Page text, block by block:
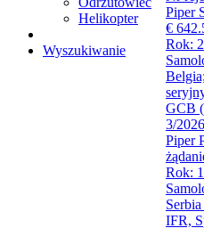
Helikopter
Wyszukiwanie
Piper
€
Rok:
GCB
3/2026
Piper
Rok:
IFR,